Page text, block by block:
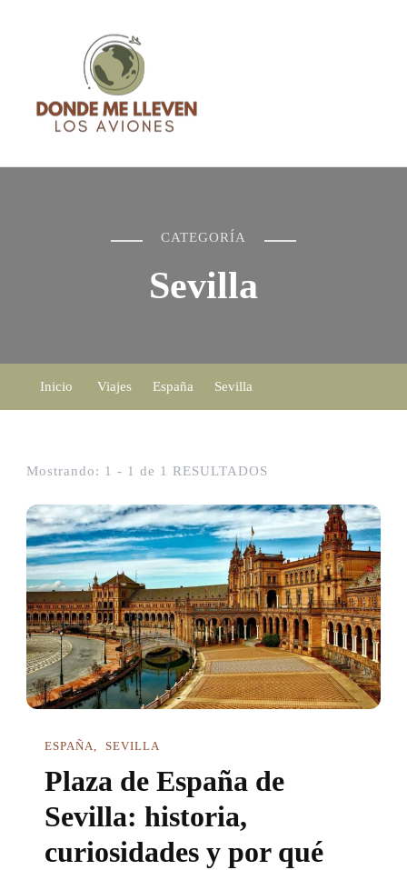
Blog de Viajes – Donde me
lleven los aviones
Blog de Viajes con consejos, recomendaciones, sensaciones y
guías basadas en mi experiencia
CATEGORÍA
Sevilla
Inicio Viajes España Sevilla
Mostrando: 1 - 1 de 1 RESULTADOS
ESPAÑA SEVILLA
Plaza de España de
Sevilla: historia,
curiosidades y por qué